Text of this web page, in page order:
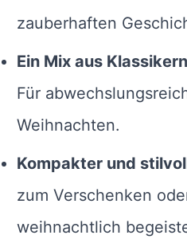
zauberhaften
Ein Mix aus
Für
Weihnachten.
Kompakter und
zum Verschenken
weihnachtlich